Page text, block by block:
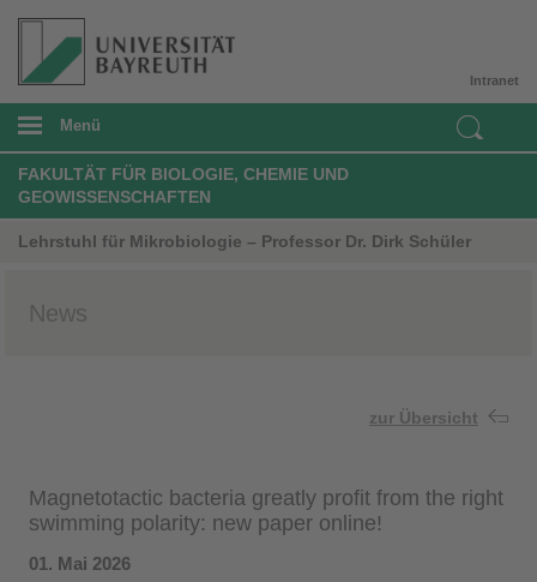
Intranet
Menü
FAKULTÄT FÜR BIOLOGIE, CHEMIE UND
GEOWISSENSCHAFTEN
Lehrstuhl für Mikrobiologie – Professor Dr. Dirk Schüler
News
zur Übersicht
Magnetotactic bacteria greatly profit from the right
swimming polarity: new paper online!
01. Mai 2026